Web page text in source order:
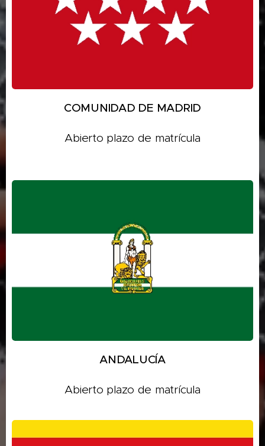
COMUNIDAD DE MADRID
Abierto plazo de matrícula
ANDALUCÍA
Abierto plazo de matrícula